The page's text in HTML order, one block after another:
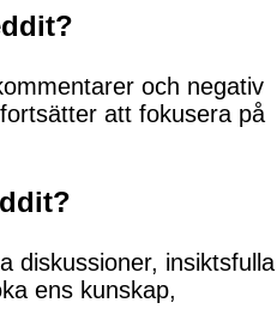
och negativ
att fokusera på
diskussioner, insiktsfulla
ens kunskap,